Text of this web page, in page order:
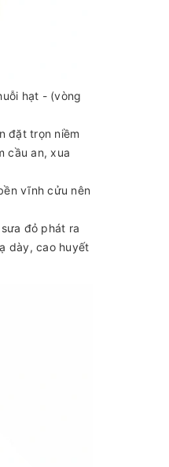
hạt - (vòng
đặt trọn niềm
cầu an, xua
vĩnh cửu nên
đỏ phát ra
dày, cao huyết